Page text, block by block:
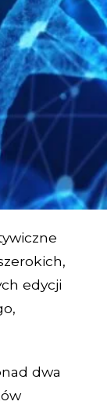
edycji
dwa